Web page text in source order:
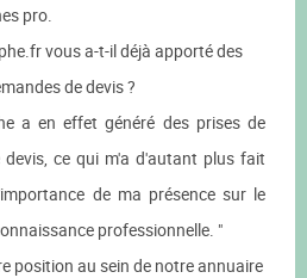
pro.
vous a-t-il déjà apporté des
de devis ?
a en effet généré des prises de
ce qui m'a d'autant plus fait
de ma présence sur le
professionnelle. "
position au sein de notre annuaire